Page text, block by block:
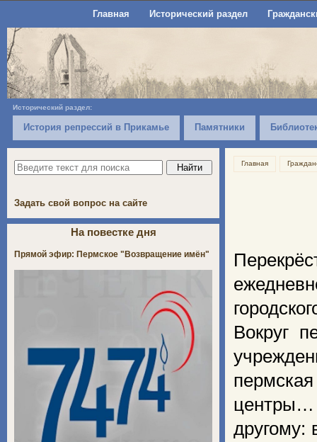
Главная Исторический раздел
Исторический раздел:
История репрессий в Прикамье Памятники
Главная
Вокруг
центры…
другому:
Задать свой вопрос на сайте
На повестке дня
Прямой эфир: Пермское "Возвращение имён"